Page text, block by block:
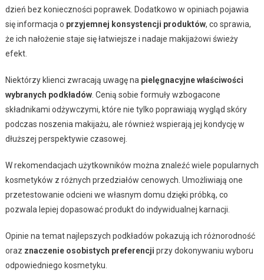
dzień bez konieczności poprawek. Dodatkowo w opiniach pojawia
się informacja o przyjemnej konsystencji produktów, co sprawia,
że ich nałożenie staje się łatwiejsze i nadaje makijażowi świeży
efekt.
Niektórzy klienci zwracają uwagę na pielęgnacyjne właściwości
wybranych podkładów. Cenią sobie formuły wzbogacone
składnikami odżywczymi, które nie tylko poprawiają wygląd skóry
podczas noszenia makijażu, ale również wspierają jej kondycję w
dłuższej perspektywie czasowej.
W rekomendacjach użytkowników można znaleźć wiele popularnych
kosmetyków z różnych przedziałów cenowych. Umożliwiają one
przetestowanie odcieni we własnym domu dzięki próbką, co
pozwala lepiej dopasować produkt do indywidualnej karnacji.
Opinie na temat najlepszych podkładów pokazują ich różnorodność
oraz znaczenie osobistych preferencji przy dokonywaniu wyboru
odpowiedniego kosmetyku.